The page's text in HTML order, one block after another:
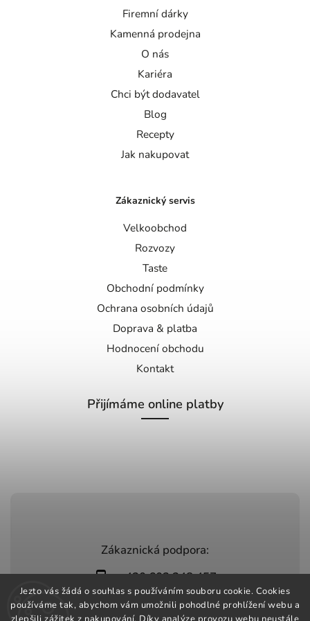
Jezto vás žádá o souhlas s používáním souboru cookie. Cookies
používáme tak, abychom vám umožnili pohodlné prohlížení webu a
Zákaznická podpora:
+420 603 248 457
info@jeztomarket.cz
Firemní dárky
Kamenná prodejna
O nás
Kariéra
Chci být dodavatel
Blog
Recepty
Jak nakupovat
Zákaznický servis
Velkoobchod
Rozvozy
Taste
Obchodní podmínky
Ochrana osobních údajů
Doprava & platba
Hodnocení obchodu
Kontakt
Přijímáme online platby